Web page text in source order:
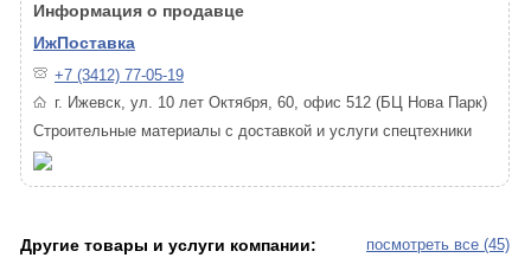
Информация о продавце
ИжПоставка
+7 (3412) 77-05-19
г. Ижевск, ул. 10 лет Октября, 60, офис 512 (БЦ Нова Парк)
Строительные материалы с доставкой и услуги спецтехники
посмотреть все (45)
Другие товары и услуги компании: